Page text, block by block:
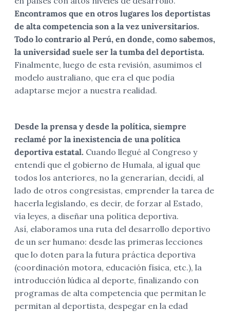
Encontramos que en otros lugares los deportistas
de alta competencia son a la vez universitarios.
Todo lo contrario al Perú, en donde, como sabemos,
la universidad suele ser la tumba del deportista.
Finalmente, luego de esta revisión, asumimos el
modelo australiano, que era el que podía
adaptarse mejor a nuestra realidad.
Desde la prensa y desde la política, siempre
reclamé por la inexistencia de una política
deportiva estatal. Cuando llegué al Congreso y
entendí que el gobierno de Humala, al igual que
todos los anteriores, no la generarían, decidí, al
lado de otros congresistas, emprender la tarea de
hacerla legislando, es decir, de forzar al Estado,
vía leyes, a diseñar una política deportiva.
Así, elaboramos una ruta del desarrollo deportivo
de un ser humano: desde las primeras lecciones
que lo doten para la futura práctica deportiva
(coordinación motora, educación física, etc.), la
introducción lúdica al deporte, finalizando con
programas de alta competencia que permitan le
permitan al deportista, despegar en la edad